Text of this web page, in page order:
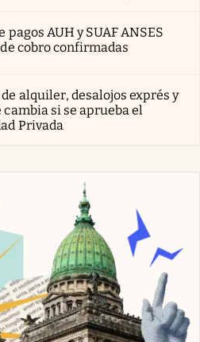
pagos AUH y SUAF ANSES
cobro confirmadas
alquiler, desalojos exprés y
si se aprueba el
Privada